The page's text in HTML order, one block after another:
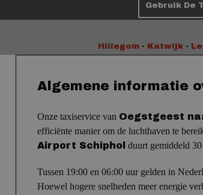
Gebruik De
Hillegom - Katwijk -
Algemene informatie
Onze taxiservice van Oegstgeest
efficiënte manier om de luchthaven te
Airport Schiphol duurt gemiddeld
Tussen 19:00 en 06:00 uur gelden in
Hoewel hogere snelheden meer energie